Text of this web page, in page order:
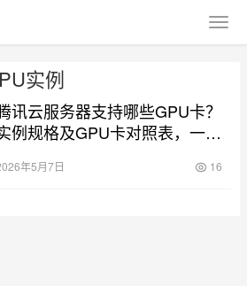
实例
讯云服务器支持哪些GPU卡？
例规格及GPU卡对照表，一目
年5月7日 16